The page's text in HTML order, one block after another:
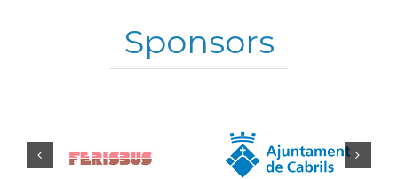
Sponsors